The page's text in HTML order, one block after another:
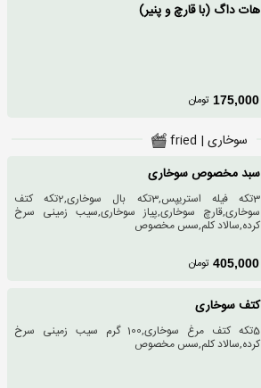
هات داگ (با قارچ و پنیر)
175,000 تومان
سوخاری | fried
سبد مخصوص سوخاری
3تکه فیله استریپس,3تکه بال سوخاری,2تکه کتف
سوخاری,قارچ سوخاری,پیاز سوخاری,سیب زمینی سرخ
کرده,سالاد کلم,سس مخصوص
405,000 تومان
کتف سوخاری
5تکه کتف مرغ سوخاری,100 گرم سیب زمینی سرخ
کرده,سالاد کلم,سس مخصوص